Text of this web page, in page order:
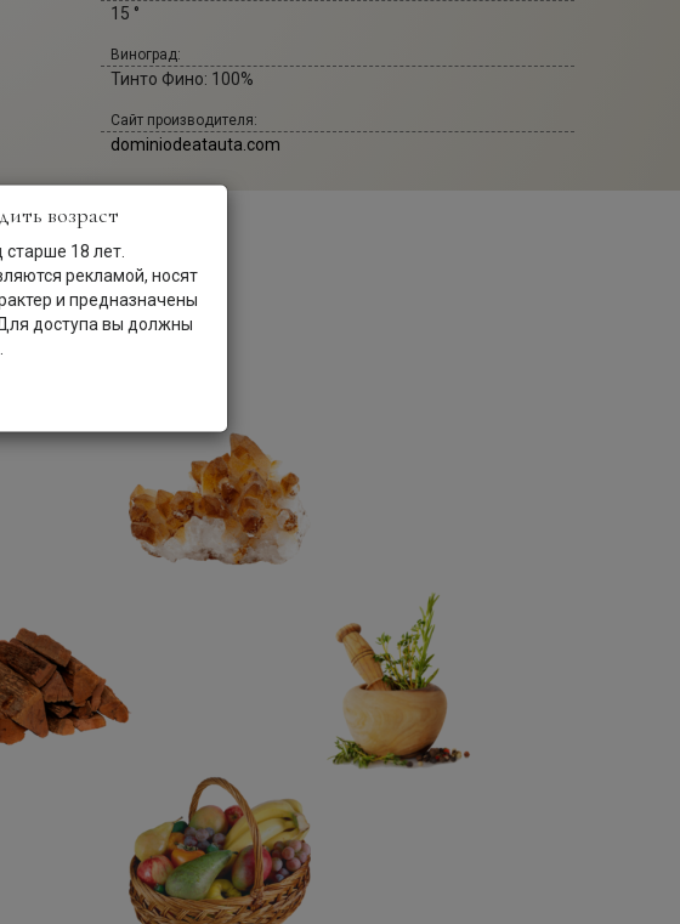
15 °
Виноград:
Тинто Фино: 100%
Сайт производителя:
dominiodeatauta.com
возраст
18 лет.
рекламой, носят
и предназначены
доступа вы должны